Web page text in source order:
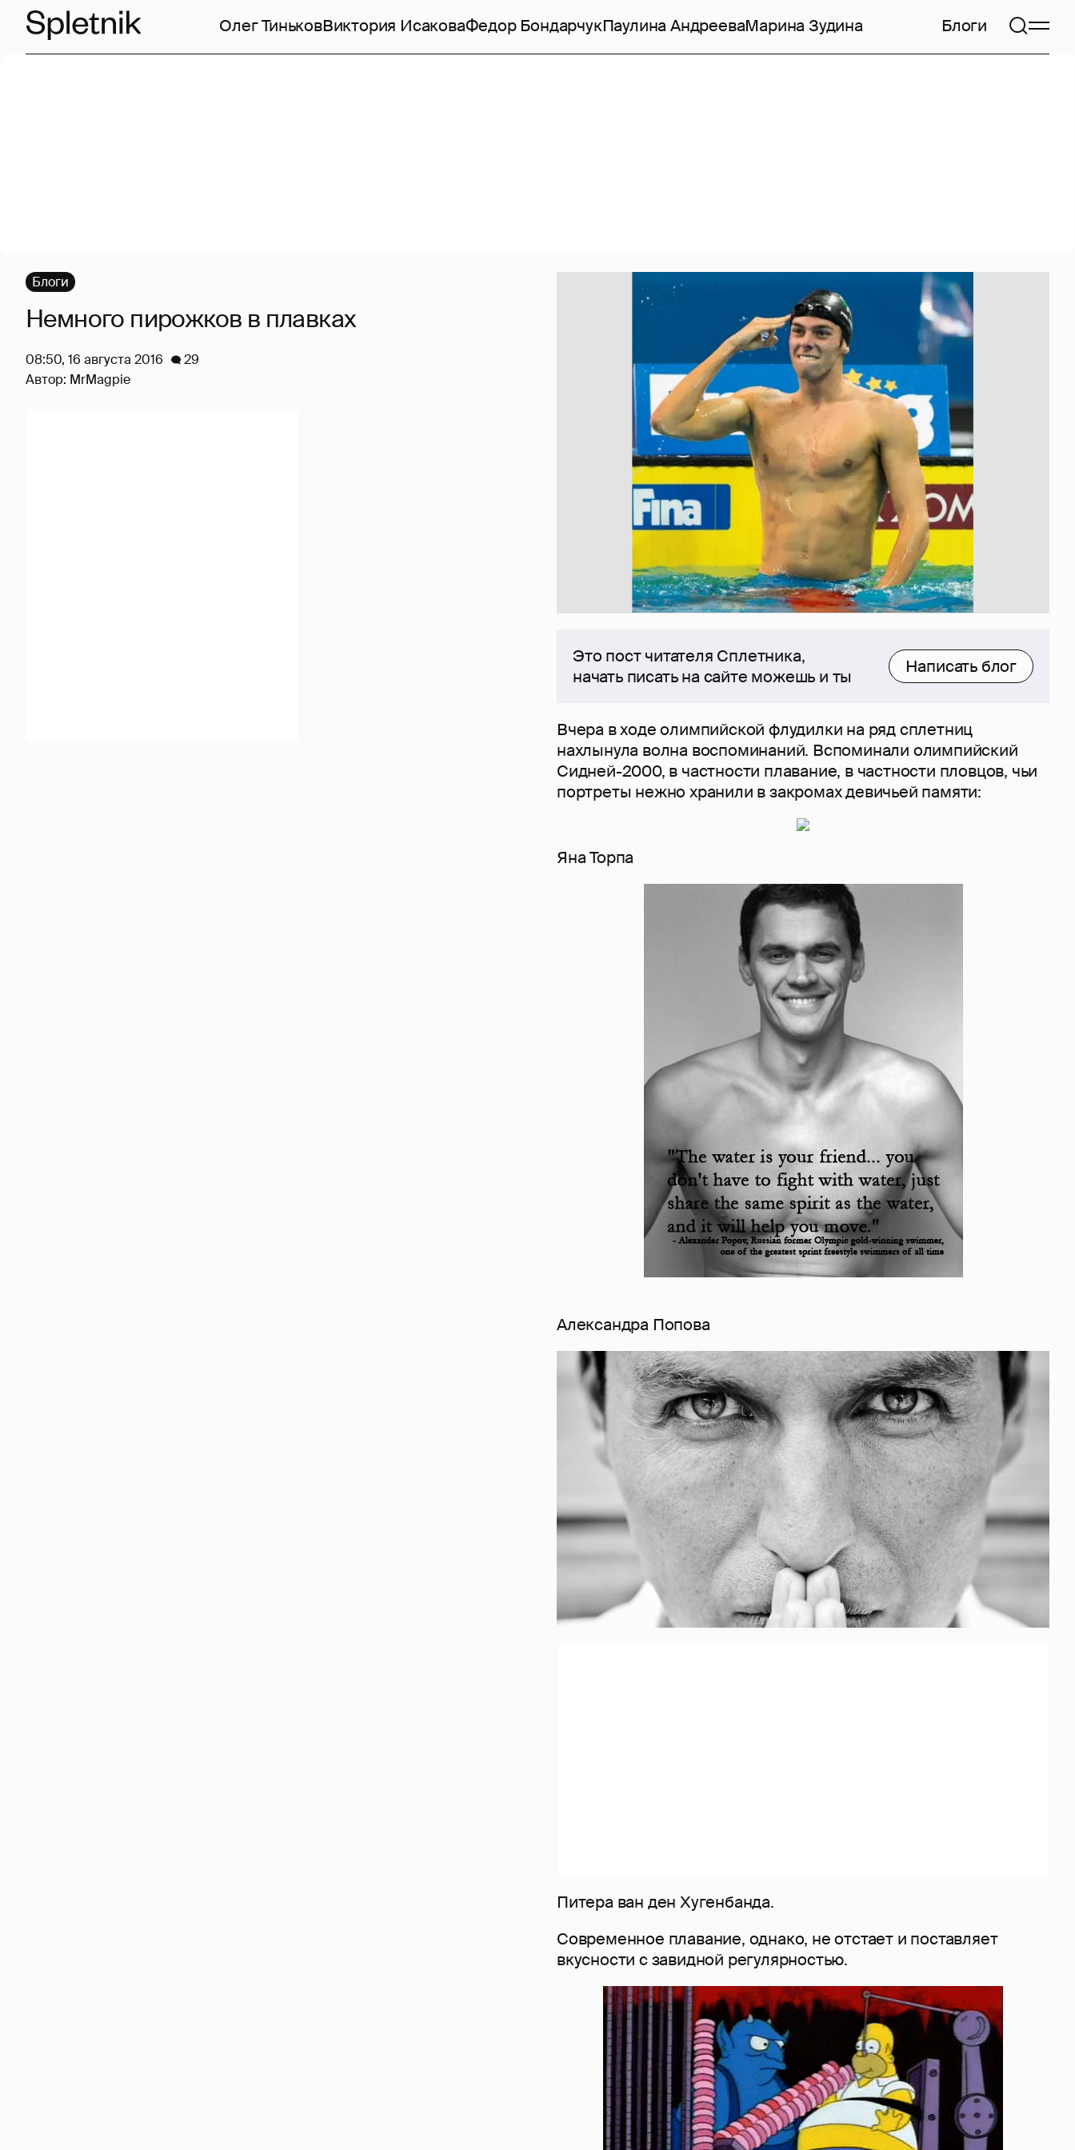
Олег ТиньковВиктория ИсаковаФедор БондарчукПаулина АндрееваМарина Зудина Блоги
Это пост читателя Сплетника,
начать писать на сайте можешь и ты
Написать блог
Вчера в ходе олимпийской флудилки на ряд сплетниц
нахлынула волна воспоминаний. Вспоминали олимпийский
Сидней-2000, в частности плавание, в частности пловцов, чьи
портреты нежно хранили в закромах девичьей памяти:
Яна Торпа
Александра Попова
Питера ван ден Хугенбанда.
Современное плавание, однако, не отстает и поставляет
вкусности с завидной регулярностью.
Блоги
Немного пирожков в плавках
08:50, 16 августа 2016
29
Автор: MrMagpie